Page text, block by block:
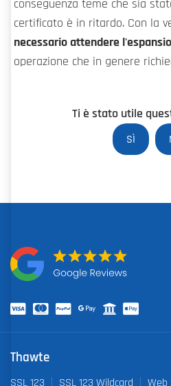
conseguenza teme che sia
certificato è in ritardo. Con la
necessario attendere
operazione che in genere
Ti è stato utile
SÌ
Thawte
SSL 123 SSL 123 Wildcard Web